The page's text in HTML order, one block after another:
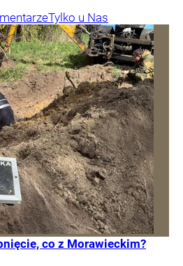
Tylko u Nas
co z Morawieckim?